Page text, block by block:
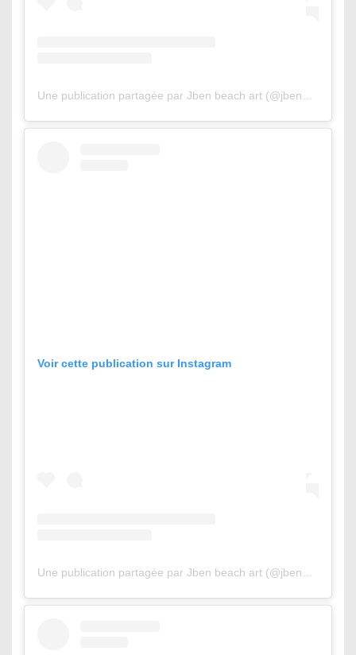
Une publication partagée par Jben beach art (@jbenart)
Voir cette publication sur Instagram
Une publication partagée par Jben beach art (@jbenart)